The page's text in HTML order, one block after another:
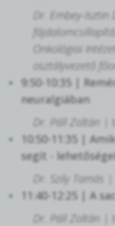
Dr. Embey-
Onkológiai
osztályvezető
9:50-10:35 |
neuralgiában
Dr. Páll Zoltán
10:50-11:35 |
segít -
Dr. Szily
11:40-12:25 | A
Dr. Páll Zoltán